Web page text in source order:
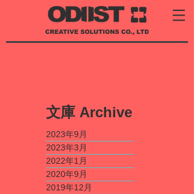
​文庫 Archive
2023年9月
2023年3月
2022年1月
2020年9月
2019年12月